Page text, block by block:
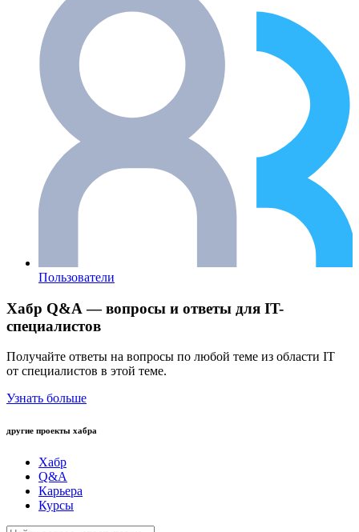
Пользователи
Хабр Q&A — вопросы и ответы для IT-
специалистов
Получайте ответы на вопросы по любой теме из области IT
от специалистов в этой теме.
Узнать больше
другие проекты хабра
Хабр
Q&A
Карьера
Курсы